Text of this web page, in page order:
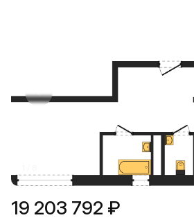
19 203 792 ₽
Прокрутить влево